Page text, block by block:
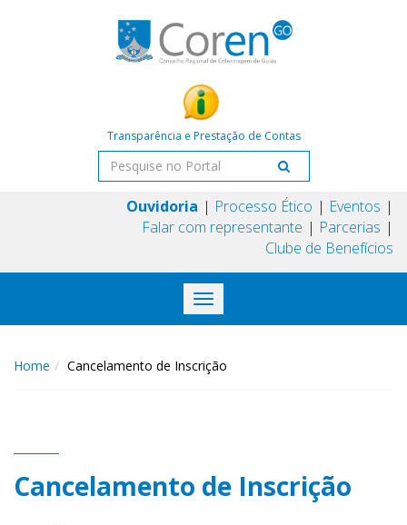
Transparência e Prestação de Contas
Ouvidoria Processo Ético
Eventos
Falar com representante
Parcerias
Clube de Benefícios
Toggle
navigation
Home Cancelamento de Inscrição
Cancelamento de Inscrição